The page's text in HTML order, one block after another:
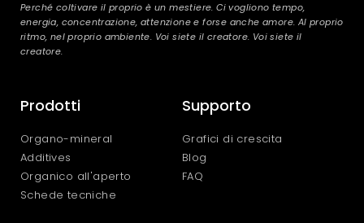
Perché coltivare il proprio è un mestiere. Ci vogliono tempo,
energia, concentrazione, attenzione e forse anche amore. Al proprio
ritmo, nel proprio ambiente. Voi siete il creatore. Voi siete il
creatore.
Prodotti
Organo-mineral
Additives
Organico all'aperto
Schede tecniche
Supporto
Grafici di crescita
Blog
FAQ